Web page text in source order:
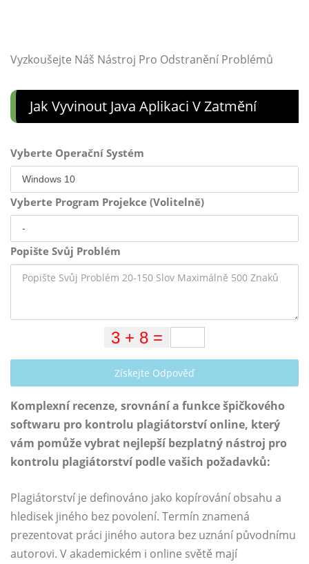
Vyzkoušejte Náš Nástroj Pro Odstranění Problémů
Jak Vyvinout Java Aplikaci V Zatmění
Vyberte Operační Systém
Vyberte Program Projekce (Volitelně)
Popište Svůj Problém
Získejte Odpověď
Komplexní recenze, srovnání a funkce špičkového
softwaru pro kontrolu plagiátorství online, který
vám pomůže vybrat nejlepší bezplatný nástroj pro
kontrolu plagiátorství podle vašich požadavků:
Plagiátorství je definováno jako kopírování obsahu a
hledisek jiného bez povolení. Termín znamená
prezentovat práci jiného autora bez uznání původnímu
autorovi. V akademickém i online světě mají